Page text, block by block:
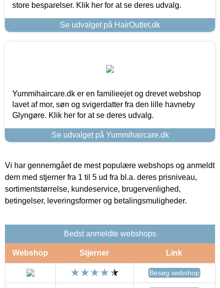
store besparelser. Klik her for at se deres udvalg.
Se udvalget på HairOutlet.dk
Yummihaircare.dk er en familieejet og drevet webshop
lavet af mor, søn og svigerdatter fra den lille havneby
Glyngøre. Klik her for at se deres udvalg.
Se udvalget på Yummihaircare.dk
Vi har gennemgået de mest populære webshops og anmeldt
dem med stjerner fra 1 til 5 ud fra bl.a. deres prisniveau,
sortimentstørrelse, kundeservice, brugervenlighed,
betingelser, leveringsformer og betalingsmuligheder.
Bedst anmeldte webshops
Webshop Stjerner Link
Besøg webshop